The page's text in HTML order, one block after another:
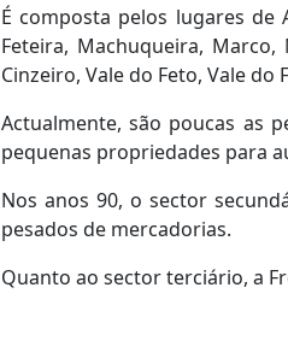
É composta pelos lugares de
Feteira, Machuqueira,
Cinzeiro, Vale do Feto, Vale do
Actualmente, são poucas as
pequenas propriedades para
Nos anos 90, o sector
pesados de mercadorias.
Quanto ao sector terciário, a